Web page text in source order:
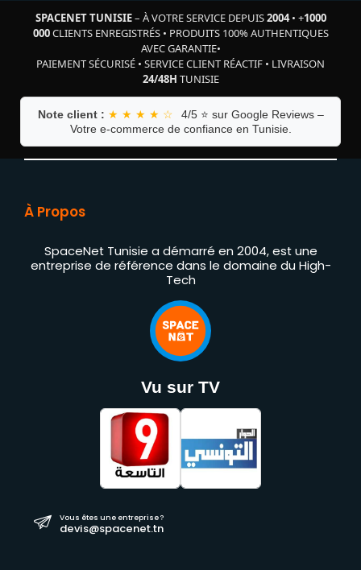
SPACENET TUNISIE– À VOTRE SERVICE DEPUIS2004• +1000
000CLIENTS ENREGISTRÉS• PRODUITS 100% AUTHENTIQUES
AVEC GARANTIE•
PAIEMENT SÉCURISÉ • SERVICE CLIENT RÉACTIF • LIVRAISON
24/48H TUNISIE
Note client : ★ ★ ★ ★ ☆
4/5 ⭐ sur Google Reviews –
Votre e-commerce de confiance en Tunisie.
À Propos
SpaceNet Tunisie a démarré en 2004, est une
entreprise de référence dans le domaine du High-
Tech
Vu sur TV
Vous êtes une entreprise ?
devis@spacenet.tn